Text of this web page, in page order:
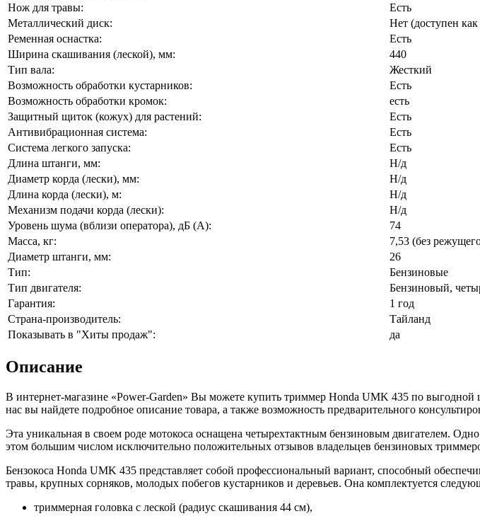
Нож для травы:
Есть
Металлический диск:
Нет (доступен
Ременная оснастка:
Есть
Ширина скашивания (леской), мм:
440
Тип вала:
Жесткий
Возможность обработки кустарников:
Есть
Возможность обработки кромок:
есть
Защитный щиток (кожух) для растений:
Есть
Антивибрационная система:
Есть
Система легкого запуска:
Есть
Длина штанги, мм:
Н/д
Диаметр корда (лески), мм:
Н/д
Длина корда (лески), м:
Н/д
Механизм подачи корда (лески):
Н/д
Уровень шума (вблизи оператора), дБ (А):
74
Масса, кг:
7,53 (без
Диаметр штанги, мм:
26
Тип:
Бензиновые
Тип двигателя:
Бензиновый,
Гарантия:
1 год
Страна-производитель:
Тайланд
Показывать в "Хиты продаж":
да
Описание
В интернет-магазине «Power-Garden» Вы можете купить триммер Honda UMK 435 по
нас вы найдете подробное описание товара, а также возможность предварительного
Эта уникальная в своем роде мотокоса оснащена четырехтактным бензиновым двигателем.
этом большим числом исключительно положительных отзывов владельцев бензиновых
Бензокоса Honda UMK 435 представляет собой профессиональный вариант, способный
травы, крупных сорняков, молодых побегов кустарников и деревьев. Она комплектуется
триммерная головка с леской (радиус скашивания 44 см),